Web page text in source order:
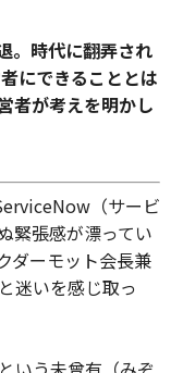
。時代に翻弄され
にできることとは
者が考えを明かし
（サービ
緊張感が漂ってい
ダーモット会長兼
迷いを感じ取っ